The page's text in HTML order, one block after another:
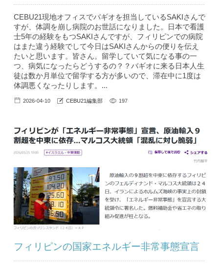
CEBU21現地オフィスでバギオを担当しているSAKIさんで
すが、体調を崩し病院のお世話になりました。日本で看護
士5年の経験をもつSAKIさんですが、フィリピンでの病院
はまた違う経験でして今日はSAKIさんからの便りを伝え
たいと思います。皆さん。留学していて気になる事の一
つ、病気になったらどうするの？？バギオに来る日本人生
徒は数か月単位で留学する方が多いので、滞在中に1度は
体調悪くなったりします。...
2026-04-10 CEBU21編集部 197
フィリピンの国家エネルギー非常事態宣言